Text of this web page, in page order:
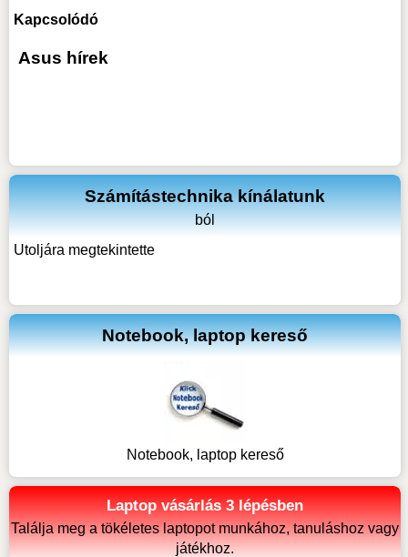
Kapcsolódó
Asus hírek
Számítástechnika kínálatunk
ból
Utoljára megtekintette
Notebook, laptop kereső
Notebook, laptop kereső
Laptop vásárlás 3 lépésben
Találja meg a tökéletes laptopot munkához, tanuláshoz vagy
játékhoz.